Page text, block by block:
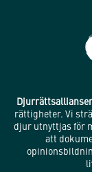
rättigheter. Vi
djur utnyttjas för
att